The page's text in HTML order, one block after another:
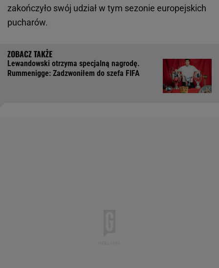
zakończyło swój udział w tym sezonie europejskich
pucharów.
Lewandowski otrzyma specjalną nagrodę.
Rummenigge: Zadzwoniłem do szefa FIFA